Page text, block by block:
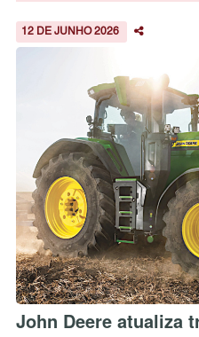
12 DE JUNHO 2026
John Deere atualiza